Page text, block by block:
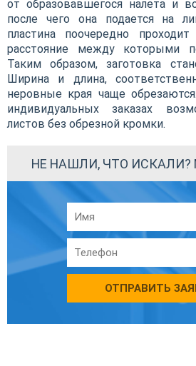
от образовавшегося налета и
после чего она подается на
пластина поочередно
расстояние между которыми
Таким образом, заготовка
Ширина и длина,
неровные края чаще
индивидуальных заказах
листов без обрезной кромки.
НЕ НАШЛИ, ЧТО
ОТПРАВИТЬ